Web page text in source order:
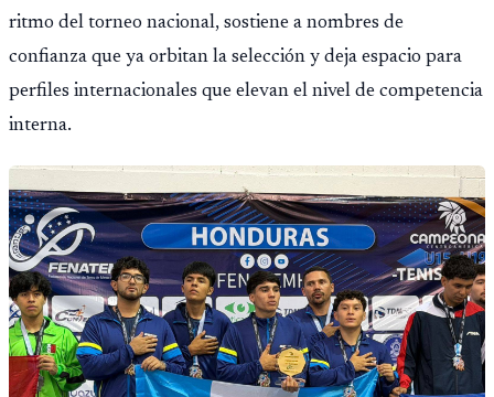
ritmo del torneo nacional, sostiene a nombres de
confianza que ya orbitan la selección y deja espacio para
perfiles internacionales que elevan el nivel de competencia
interna.